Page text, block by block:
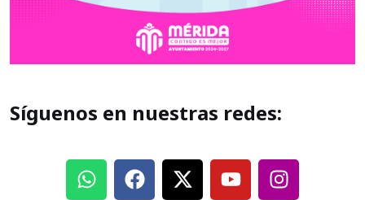
Síguenos en nuestras redes: